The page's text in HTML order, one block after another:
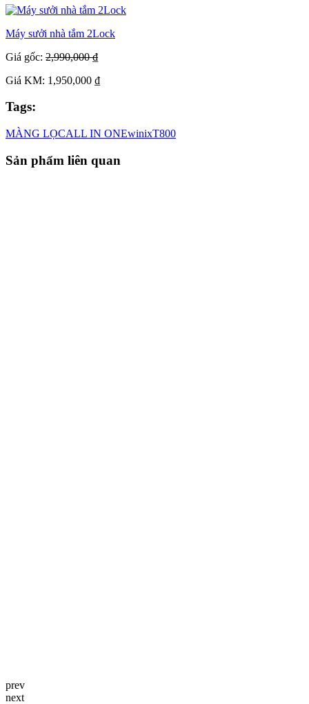
Máy sưởi nhà tắm 2Lock
Giá gốc: 2,990,000 ₫
Giá KM: 1,950,000 ₫
Tags:
MÀNG LỌCALL IN ONEwinixT800
Sản phẩm liên quan
prev
next